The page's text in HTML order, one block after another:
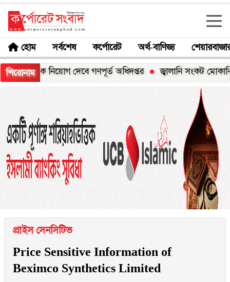
হোম সর্বশেষ কর্পোরেট অর্থ-বাণিজ্য
শিরোনাম
নিয়োগ দেবে গণপূর্ত অধিদপ্তর জ্বালানি সংকট মোকাবিলায়
প্রাইস সেনসিটিভ
Price Sensitive Information of
Beximco Synthetics Limited